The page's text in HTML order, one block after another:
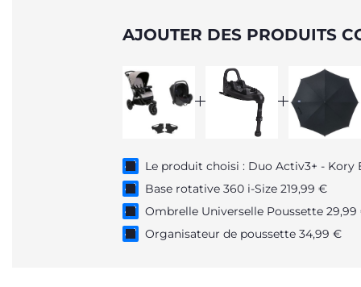
AJOUTER DES PRODUITS
Le produit choisi : Duo Activ3+ - Kory
Base rotative 360 i-Size 219,99 €
Ombrelle Universelle Poussette 29,99
Organisateur de poussette 34,99 €